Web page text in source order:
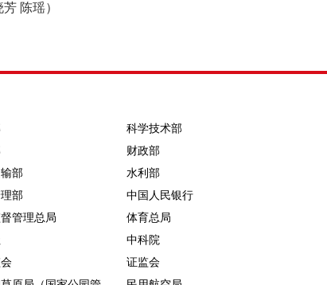
陈瑶）
科学技术部
财政部
部
水利部
部
中国人民银行
管理总局
体育总局
中科院
证监会